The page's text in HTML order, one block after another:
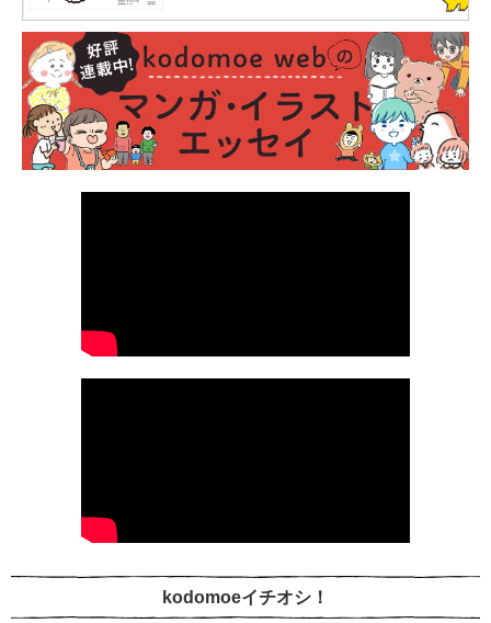
kodomoeイチオシ！